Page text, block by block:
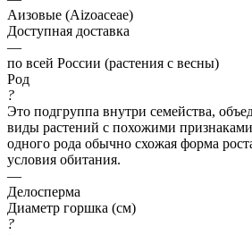
Аизовые (Aizoaceae)
Доступная доставка
—
по всей России (растения с весны)
Род
?
Это подгруппа внутри семейства,
виды растений с похожими
одного рода обычно схожая форма
условия обитания.
—
Делосперма
Диаметр горшка (см)
?